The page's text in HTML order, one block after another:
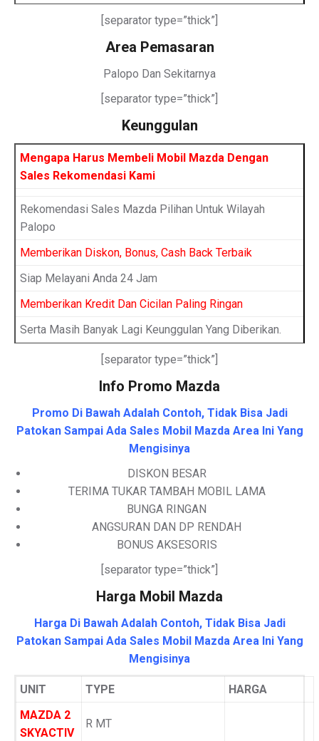
[separator type=”thick”]
Area Pemasaran
Palopo Dan Sekitarnya
[separator type=”thick”]
Keunggulan
Mengapa Harus Membeli Mobil Mazda Dengan
Sales Rekomendasi Kami
Rekomendasi Sales Mazda Pilihan Untuk Wilayah
Palopo
Memberikan Diskon, Bonus, Cash Back Terbaik
Siap Melayani Anda 24 Jam
Memberikan Kredit Dan Cicilan Paling Ringan
Serta Masih Banyak Lagi Keunggulan Yang Diberikan.
[separator type=”thick”]
Info Promo Mazda
Promo Di Bawah Adalah Contoh, Tidak Bisa Jadi
Patokan Sampai Ada Sales Mobil Mazda Area Ini Yang
Mengisinya
DISKON BESAR
TERIMA TUKAR TAMBAH MOBIL LAMA
BUNGA RINGAN
ANGSURAN DAN DP RENDAH
BONUS AKSESORIS
[separator type=”thick”]
Harga Mobil Mazda
Harga Di Bawah Adalah Contoh, Tidak Bisa Jadi
Patokan Sampai Ada Sales Mobil Mazda Area Ini Yang
Mengisinya
UNIT TYPE
HARGA
MAZDA 2
SKYACTIV
R MT